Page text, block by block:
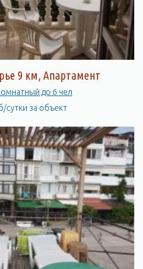
9 км, Апартамент
до 6 чел
сутки за объект